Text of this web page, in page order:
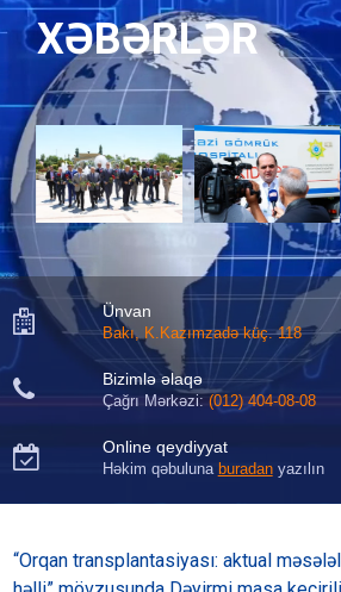
XƏBƏRLƏR
 Ünvan
Bakı, K.Kazımzadə küç. 118
 Bizimlə əlaqə
Çağrı Mərkəzi:(012) 404-08-08
 Online qeydiyyat
Həkim qəbuluna buradanyazılın
“Orqan transplantasiyası: aktual